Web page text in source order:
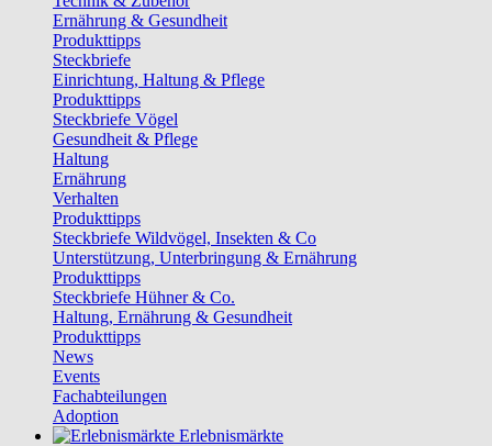
Ernährung & Gesundheit
Produkttipps
Steckbriefe
Einrichtung, Haltung & Pflege
Produkttipps
Steckbriefe Vögel
Gesundheit & Pflege
Haltung
Ernährung
Verhalten
Produkttipps
Steckbriefe Wildvögel, Insekten & Co
Unterstützung, Unterbringung & Ernährung
Produkttipps
Steckbriefe Hühner & Co.
Haltung, Ernährung & Gesundheit
Produkttipps
News
Events
Fachabteilungen
Adoption
Erlebnismärkte